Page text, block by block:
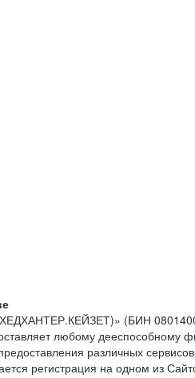
(БИН
любому дееспособному
различных
регистрация на одном из